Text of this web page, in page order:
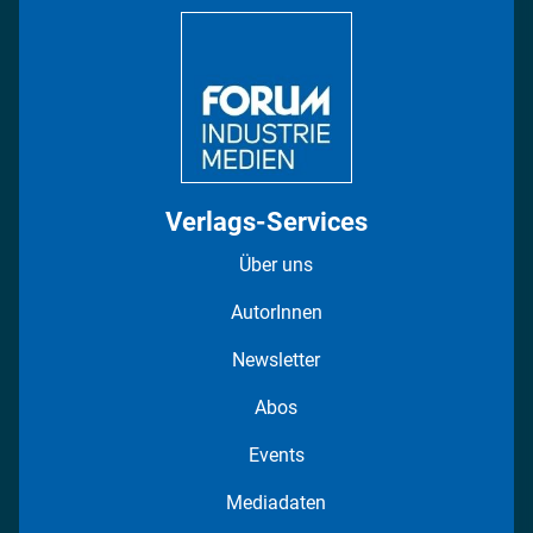
Verlags-Services
Über uns
AutorInnen
Newsletter
Abos
Events
Mediadaten